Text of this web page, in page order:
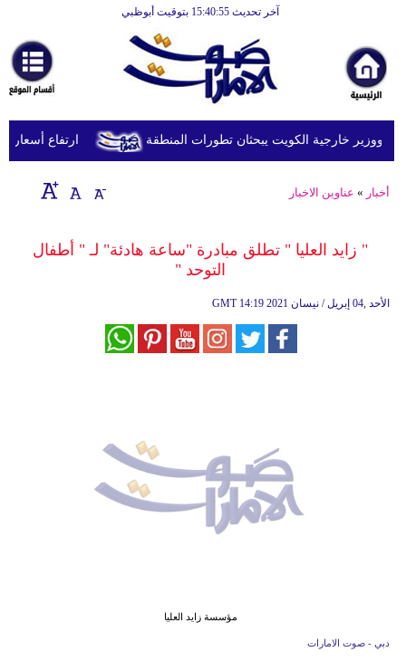
آخر تحديث 15:40:55 بتوقيت أبوظبي
أخبارعاجلة
رياضة
ثقافة
إقتصاد
وموسيقى
ارتفاع أسعار النفط ووزير خارجية الكويت يبحثان تطورات المنطقة
أخبار » عناوين الاخبار
" زايد العليا " تطلق مبادرة "ساعة هادئة" لـ " أطفال
التوحد "
GMT 14:19 2021 الأحد ,04 إبريل / نيسان
مؤسسة زايد العليا
دبي - صوت الامارات